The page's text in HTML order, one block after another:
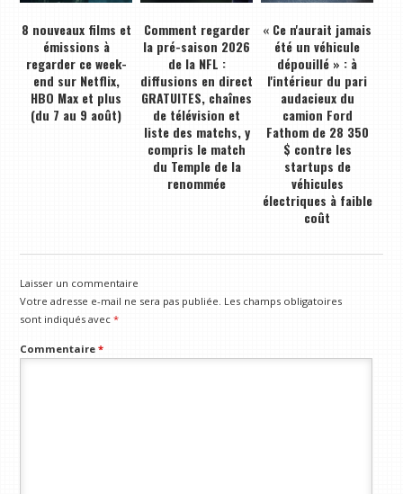
8 nouveaux films et
émissions à
regarder ce week-
end sur Netflix,
HBO Max et plus
(du 7 au 9 août)
Comment regarder
la pré-saison 2026
de la NFL :
diffusions en direct
GRATUITES, chaînes
de télévision et
liste des matchs, y
compris le match
du Temple de la
renommée
« Ce n'aurait jamais
été un véhicule
dépouillé » : à
l'intérieur du pari
audacieux du
camion Ford
Fathom de 28 350
$ contre les
startups de
véhicules
électriques à faible
coût
Laisser un commentaire
Votre adresse e-mail ne sera pas publiée. Les champs obligatoires
sont indiqués avec*
Commentaire*